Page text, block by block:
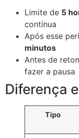
Limite de 5
contínua
Após esse
minutos
Antes de
fazer a pausa
Diferença
Tipo